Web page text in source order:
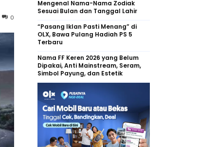
0
Mengenal Nama-Nama Zodiak
Sesuai Bulan dan Tanggal Lahir
“Pasang Iklan Pasti Menang” di
OLX, Bawa Pulang Hadiah PS 5
Terbaru
Nama FF Keren 2026 yang Belum
Dipakai, Anti Mainstream, Seram,
Simbol Payung, dan Estetik